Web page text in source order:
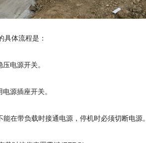
具体流程是：
电源开关。
源插座开关。
在带负载时接通电源，停机时必须切断电源。